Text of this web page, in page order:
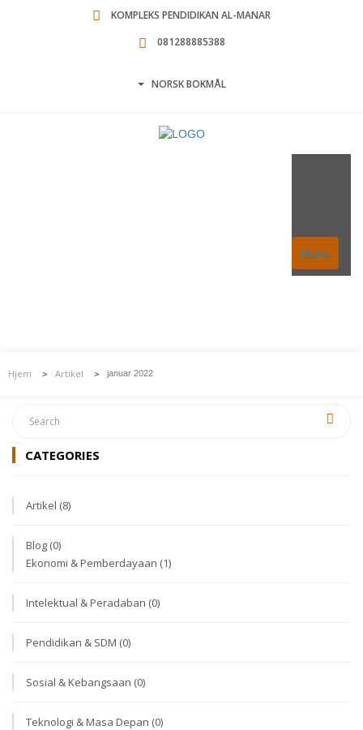
KOMPLEKS PENDIDIKAN AL-MANAR
081288885388
NORSK BOKMÅL
Menu
Hjem > Artikel > januar 2022
CATEGORIES
Artikel (8)
Blog (0)
Ekonomi & Pemberdayaan (1)
Intelektual & Peradaban (0)
Pendidikan & SDM (0)
Sosial & Kebangsaan (0)
Teknologi & Masa Depan (0)